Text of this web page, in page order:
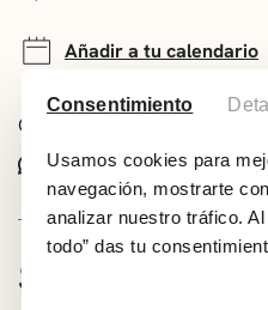
Consentimiento
Usamos cookies para
navegación, mostrarte
analizar nuestro tráfico.
todo” das tu
Añadir a tu calendario
Comparte este evento:
Whatsapp
Facebook X
SOBRE EL